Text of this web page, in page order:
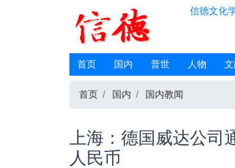
信德文化
首页 国内 普世 人物
首页 国内 国内教闻
上海：德国威达公
人民币